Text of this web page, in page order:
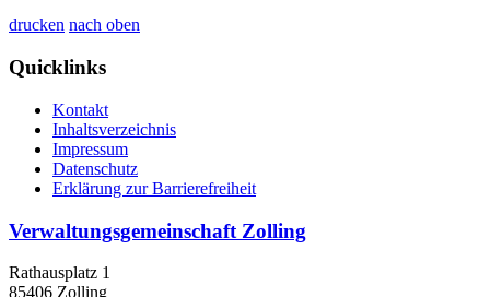
drucken nach oben
Quicklinks
Kontakt
Inhaltsverzeichnis
Impressum
Datenschutz
Erklärung zur Barrierefreiheit
Verwaltungsgemeinschaft Zolling
Rathausplatz 1
85406 Zolling